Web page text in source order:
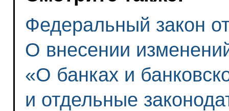
Федеральный закон
О внесении
«О банках и
и отдельные